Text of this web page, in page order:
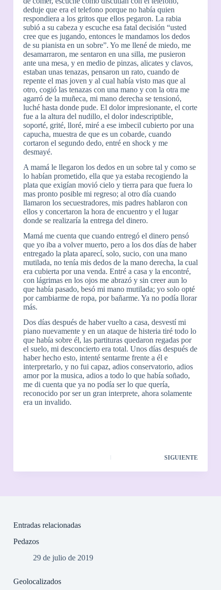
deduje que era el telefono porque no había quien
respondiera a los gritos que ellos pegaron. La rabia
subió a su cabeza y escuche esa fatal decisión “usted
cree que es jugando, entonces le mandamos los dedos
de su pianista en un sobre”. Yo me llené de miedo, me
desamarraron, me sentaron en una silla, me pusieron
ante una mesa, y en medio de pinzas, alicates y clavos,
estaban unas tenazas, pensaron un rato, cuando de
repente el mas joven y al cual había visto mas que al
otro, cogió las tenazas con una mano y con la otra me
agarró de la muñeca, mi mano derecha se tensionó,
luché hasta donde pude. El dolor impresionante, el corte
fue a la altura del nudillo, el dolor indescriptible,
soporté, grité, lloré, miré a ese imbecil cubierto por una
capucha, muestra de que es un cobarde, cuando
cortaron el segundo dedo, entré en shock y me
desmayé.
A mamá le llegaron los dedos en un sobre tal y como se
lo habían prometido, ella que ya estaba recogiendo la
plata que exigían movió cielo y tierra para que fuera lo
mas pronto posible mi regreso; al otro día cuando
llamaron los secuestradores, mis padres hablaron con
ellos y concertaron la hora de encuentro y el lugar
donde se realizaría la entrega del dinero.
Mamá me cuenta que cuando entregó el dinero pensó
que yo iba a volver muerto, pero a los dos días de haber
entregado la plata aparecí, solo, sucio, con una mano
mutilada, no tenía mis dedos de la mano derecha, la cual
era cubierta por una venda. Entré a casa y la encontré,
con lágrimas en los ojos me abrazó y sin creer aun lo
que había pasado, besó mi mano mutilada; yo solo opté
por cambiarme de ropa, por bañarme. Ya no podía llorar
más.
Dos días después de haber vuelto a casa, desvestí mi
piano nuevamente y en un ataque de histeria tiré todo lo
que había sobre él, las partituras quedaron regadas por
el suelo, mi desconcierto era total. Unos días después de
haber hecho esto, intenté sentarme frente a él e
interpretarlo, y no fui capaz, adios conservatorio, adios
amor por la musica, adios a todo lo que había soñado,
me di cuenta que ya no podía ser lo que quería,
reconocido por ser un gran interprete, ahora solamente
era un invalido.
SIGUIENTE
Entradas relacionadas
Pedazos
29 de julio de 2019
Geolocalizados